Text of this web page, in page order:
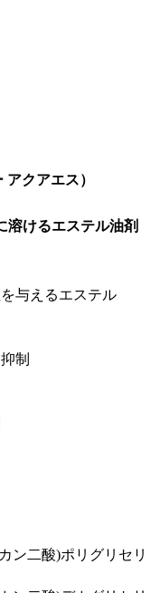
アクアエス）
溶けるエステル油剤
与えるエステル
制
ン二酸)ポリグリセリ